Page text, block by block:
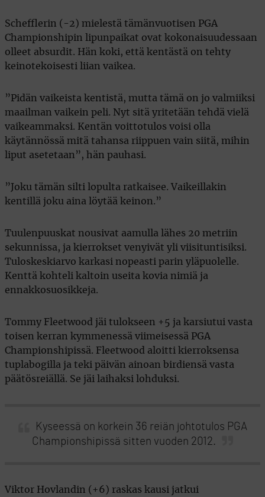
Schefflerin (-2) mielestä tämänvuotisen PGA
Championshipin lipunpaikat ovat kokonaisuudessaan
olleet absurdit. Hän koki, että kentästä on tehty
keinotekoisesti liian vaikea.
”Pidän vaikeista kentistä, mutta tämä on jo valmiiksi
maailman vaikein peli. Nyt sitä yritetään tehdä vielä
vaikeammaksi. Kentän voittotulos voisi olla
käytännössä mitä tahansa riippuen vain siitä, mihin
liput asetetaan”, hän pauhasi.
”Joku tämän silti lopulta ratkaisee. Vaikeillakin
kentillä joku aina löytää keinon.”
Tuulenpuuskat nousivat aamulla lähes 20 metriin
sekunnissa, ja kierrokset venyivät yli viisituntisiksi.
Tuloskeskiarvo karkasi nopeasti parin yläpuolelle.
Kenttä kohteli kaltoin useita kovia nimiä ja
ennakkosuosikkeja.
Tommy Fleetwood jäi tulokseen +5 ja karsiutui vasta
toisen kerran kymmenessä viimeisessä PGA
Championshipissä. Fleetwood aloitti kierroksensa
tuplabogilla ja teki päivän ainoan birdiensä vasta
päätösreiällä. Se jäi laihaksi lohduksi.
Kyseessä on korkein 36 reiän johtotulos PGA
Championshipissä sitten vuoden 2012.
Viktor Hovlandin (+6) raskas kausi jatkui